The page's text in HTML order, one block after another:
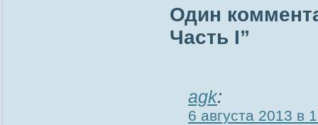
Один
Часть I”
agk:
6 августа 2013 в